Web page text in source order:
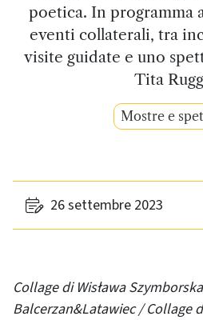
poetica. In programma
eventi collaterali, tra
visite guidate e uno
Tita
Mostre e
26 settembre 2023
Collage di Wisława
Balcerzan&Latawiec / Collage